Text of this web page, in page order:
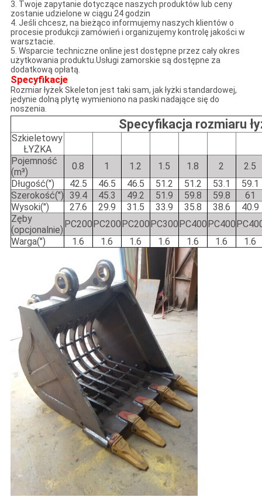
3. Twoje zapytanie dotyczące naszych produktów lub ceny
zostanie udzielone w ciągu 24 godzin
4. Jeśli chcesz, na bieżąco informujemy naszych klientów o
procesie produkcji zamówień i organizujemy kontrolę jakości w
warsztacie.
5. Wsparcie techniczne online jest dostępne przez cały okres
użytkowania produktu.Usługi zamorskie są dostępne za
dodatkową opłatą.
Specyfikacje
Rozmiar łyżek Skeleton jest taki sam, jak łyżki standardowej,
jedynie dolną płytę wymieniono na paski nadające się do
noszenia.
Specyfikacja rozmiaru
Szkieletowy
ŁYŻKA
Pojemność
(m³)
0.8 1 1.2 1.5 1.8 2
2.5
Długość(")
42.5 46.5 46.5 51.2 51.2 53.1
59.1
Szerokość(") 39.4 45.3 49.2 51.9 59.8 59.8
61
Wysoki(")
27.6 29.9 31.5 33.9 35.8 38.6
40.9
Zęby
(opcjonalnie)
PC200 PC200 PC200 PC300 PC400 PC400
Warga(")
1.6 1.6 1.6 1.6 1.6 1.6 1.6